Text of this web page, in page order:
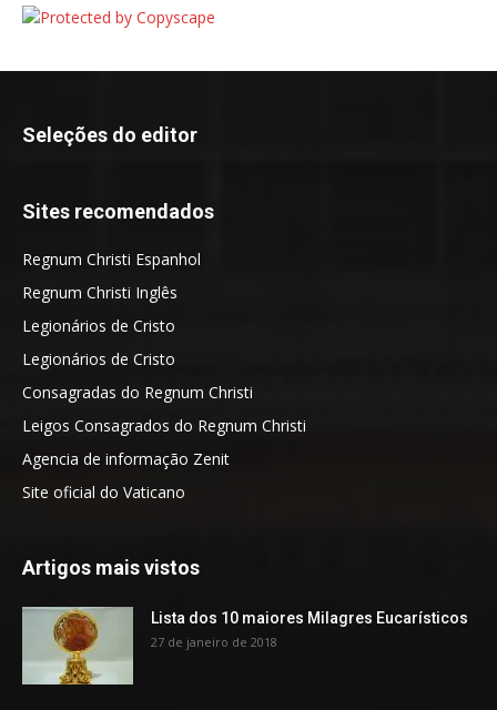
Seleções do editor
Sites recomendados
Regnum Christi Espanhol
Regnum Christi Inglês
Legionários de Cristo
Legionários de Cristo
Consagradas do Regnum Christi
Leigos Consagrados do Regnum Christi
Agencia de informação Zenit
Site oficial do Vaticano
Artigos mais vistos
Lista dos 10 maiores Milagres Eucarísticos
27 de janeiro de 2018